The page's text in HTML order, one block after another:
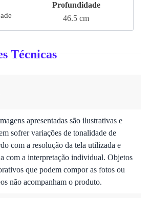
Profundidade
46.5 cm
Técnicas
apresentadas são ilustrativas e
sofrer variações de tonalidade de
com a resolução da tela utilizada e
com a interpretação individual. Objetos
que podem compor as fotos ou
não acompanham o produto.